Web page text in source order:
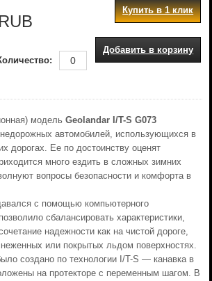
RUB
Купить в 1 клик
Добавить в корзину
модель Geolandar I/T-S G073
автомобилей, использующихся в
дорогах. Ее по достоинству оценят
много ездить в сложных зимних
вопросы безопасности и комфорта в
с помощью компьютерного
сбалансировать характеристики,
надежности как на чистой дороге,
или покрытых льдом поверхностях.
создано по технологии I/T-S — канавка в
на протекторе с переменным шагом. В